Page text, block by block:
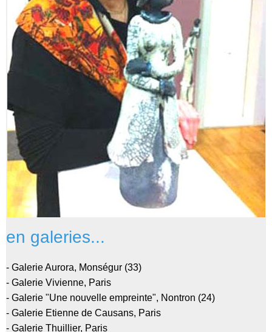
en galeries...
- Galerie Aurora, Monségur (33)
- Galerie Vivienne, Paris
- Galerie "Une nouvelle empreinte", Nontron (24)
- Galerie Etienne de Causans, Paris
- Galerie Thuillier, Paris